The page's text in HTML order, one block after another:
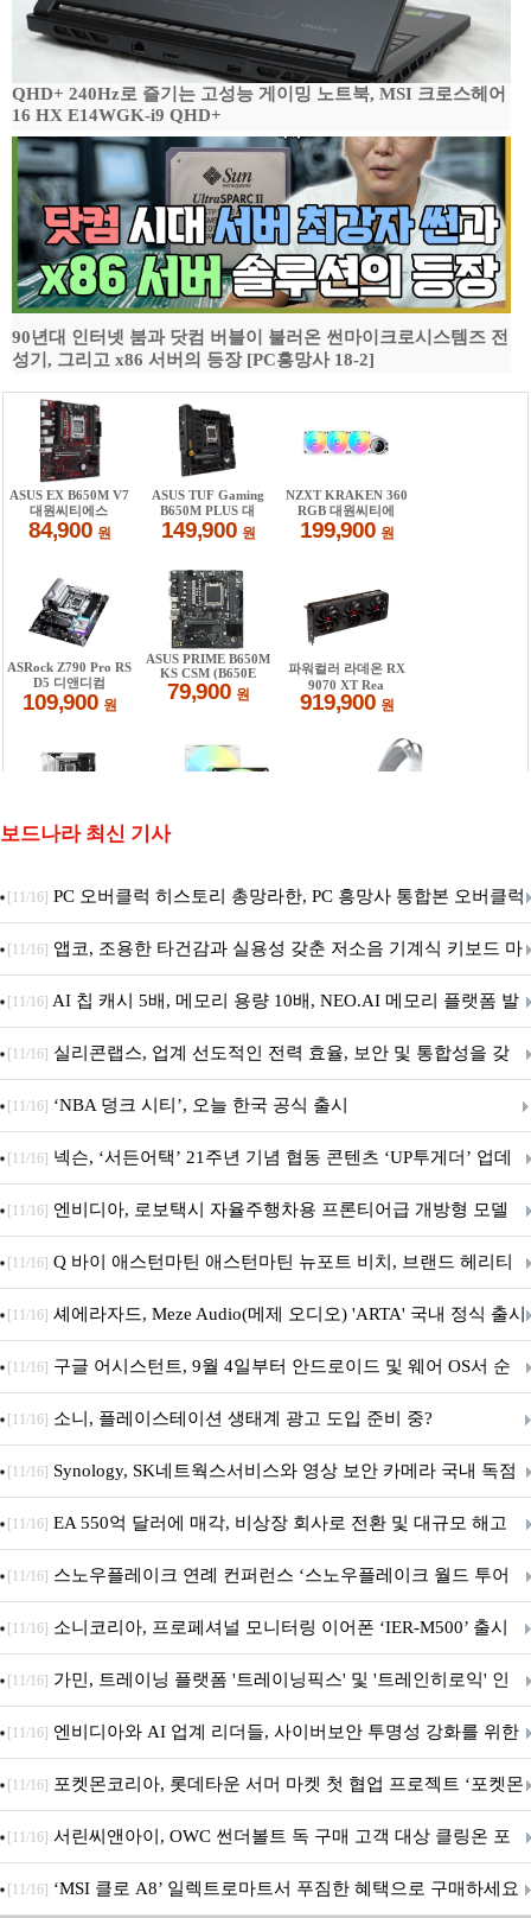
QHD+ 240Hz로 즐기는 고성능 게이밍 노트북, MSI 크로스헤어
16 HX E14WGK-i9 QHD+
90년대 인터넷 붐과 닷컴 버블이 불러온 썬마이크로시스템즈 전
성기, 그리고 x86 서버의 등장 [PC흥망사 18-2]
보드나라 최신 기사
[11/16] PC 오버클럭 히스토리 총망라한, PC 흥망사 통합본 오버클럭
특집(1-4편)
[11/16] 앱코, 조용한 타건감과 실용성 갖춘 저소음 기계식 키보드 마
우스 세트 'KM580' 출시
[11/16] AI 칩 캐시 5배, 메모리 용량 10배, NEO.AI 메모리 플랫폼 발
표
[11/16] 실리콘랩스, 업계 선도적인 전력 효율, 보안 및 통합성을 갖
춘 초저전력 블루투스 LE SoC ‘BG2B’ 공개
[11/16] ‘NBA 덩크 시티’, 오늘 한국 공식 출시
[11/16] 넥슨, ‘서든어택’ 21주년 기념 협동 콘텐츠 ‘UP투게더’ 업데
이트
[11/16] 엔비디아, 로보택시 자율주행차용 프론티어급 개방형 모델
‘알파마요 2 슈퍼’ 상업적 이용 가능
[11/16] Q 바이 애스턴마틴 애스턴마틴 뉴포트 비치, 브랜드 헤리티
지 담은 ‘헤리티지 에디션 컬렉션’ 공개
[11/16] 셰에라자드, Meze Audio(메제 오디오) 'ARTA' 국내 정식 출시
[11/16] 구글 어시스턴트, 9월 4일부터 안드로이드 및 웨어 OS서 순
차 서비스 종료
[11/16] 소니, 플레이스테이션 생태계 광고 도입 준비 중?
[11/16] Synology, SK네트웍스서비스와 영상 보안 카메라 국내 독점
판매 파트너십 체결
[11/16] EA 550억 달러에 매각, 비상장 회사로 전환 및 대규모 해고
전망
[11/16] 스노우플레이크 연례 컨퍼런스 ‘스노우플레이크 월드 투어
서울’ 개최
[11/16] 소니코리아, 프로페셔널 모니터링 이어폰 ‘IER-M500’ 출시
[11/16] 가민, 트레이닝 플랫폼 '트레이닝픽스' 및 '트레인히로익' 인
수로 선수와 코치에 맞춤형 훈련 지원 확대
[11/16] 엔비디아와 AI 업계 리더들, 사이버보안 투명성 강화를 위한
SAFE 가이드라인 제안
[11/16] 포켓몬코리아, 롯데타운 서머 마켓 첫 협업 프로젝트 ‘포켓몬
별빛낙원’ 개최
[11/16] 서린씨앤아이, OWC 썬더볼트 독 구매 고객 대상 클링온 포
트 고정 홀더 증정 이벤트 앵콜 연장 진행
[11/16] ‘MSI 클로 A8’ 일렉트로마트서 푸짐한 혜택으로 구매하세요